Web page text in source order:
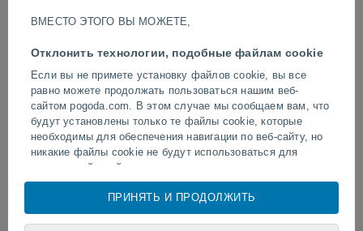
ВМЕСТО ЭТОГО ВЫ МОЖЕТЕ,
Отклонить технологии, подобные файлам cookie
Если вы не примете установку файлов cookie, вы все
равно можете продолжать пользоваться нашим веб-
сайтом pogoda.com. В этом случае мы сообщаем вам, что
будут установлены только те файлы cookie, которые
необходимы для обеспечения навигации по веб-сайту, но
никакие файлы cookie не будут использоваться для
анализа действий или показа рекламы или
персонализированного контента, однако вы сможете
просматривать общую неперсонализированную рекламу.
Вы можете отказаться от установки cookie и
ПРИНЯТЬ И ПРОДОЛЖИТЬ
Торнадо и сильные ливни в
Пелотасе, Бразилия.
Удар молнии на
Наратхивате, Таиланд.
Следуйте за нами